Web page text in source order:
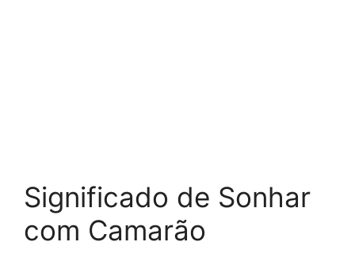
Significado de Sonhar
com Camarão